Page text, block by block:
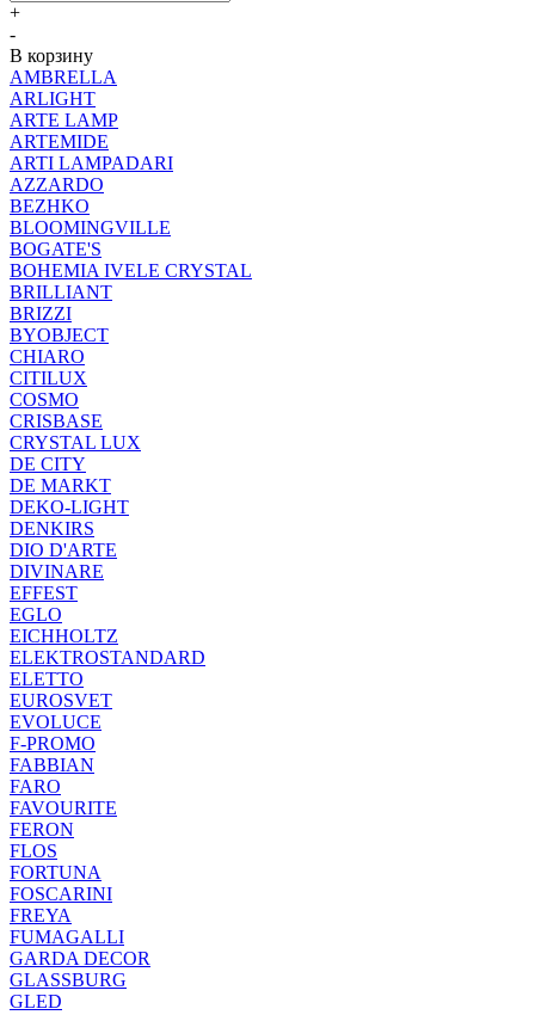
+
-
В корзину
AMBRELLA
ARLIGHT
ARTE LAMP
ARTEMIDE
ARTI LAMPADARI
AZZARDO
BEZHKO
BLOOMINGVILLE
BOGATE'S
BOHEMIA IVELE CRYSTAL
BRILLIANT
BRIZZI
BYOBJECT
CHIARO
CITILUX
COSMO
CRISBASE
CRYSTAL LUX
DE CITY
DE MARKT
DEKO-LIGHT
DENKIRS
DIO D'ARTE
DIVINARE
EFFEST
EGLO
EICHHOLTZ
ELEKTROSTANDARD
ELETTO
EUROSVET
EVOLUCE
F-PROMO
FABBIAN
FARO
FAVOURITE
FERON
FLOS
FORTUNA
FOSCARINI
FREYA
FUMAGALLI
GARDA DECOR
GLASSBURG
GLED